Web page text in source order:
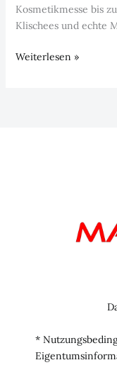
Kosmetikmesse bis
Klischees und echte
LKW-
Weiterlesen »
*